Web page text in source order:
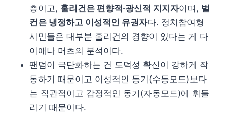
층이고, 훌리건은 편향적·광신적 지지자이며, 벌
컨은 냉정하고 이성적인 유권자다. 정치참여형
시민들은 대부분 훌리건의 경향이 있다는 게 다
이애나 머츠의 분석이다.
팬덤이 극단화하는 건 도덕성 확신이 강하게 작
동하기 때문이고 이성적인 동기(수동모드)보다
는 직관적이고 감정적인 동기(자동모드)에 휘둘
리기 때문이다.